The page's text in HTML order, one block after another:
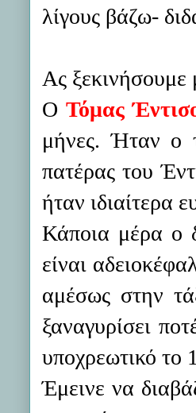
λίγους βάζω-
Ας ξεκινήσουμε
Ο Τόμας
μήνες. Ήταν ο
πατέρας του
ήταν ιδιαίτερα
Κάποια μέρα ο
είναι
αμέσως στην
ξαναγυρίσει
υποχρεωτικό το
Έμεινε να